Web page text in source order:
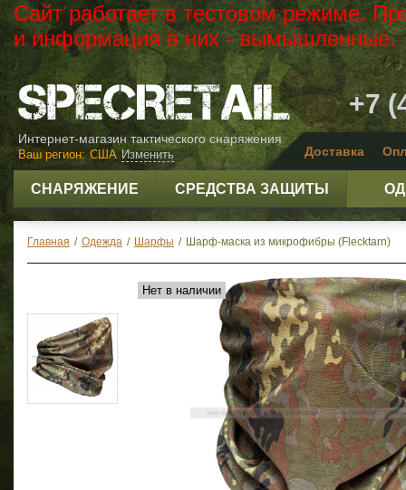
Сайт работает в тестовом режиме.
и информация в них - вымышленные.
Интернет-магазин тактического снаряжения
+7
Доставка
Изменить
Ваш регион: США
СНАРЯЖЕНИЕ СРЕДСТВА ЗАЩИТЫ
Главная / Одежда / Шарфы / Шарф-маска из микрофибры (Flecktarn)
Нет в наличии